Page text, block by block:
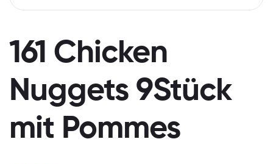
161 Chicken
Nuggets 9Stück
mit Pommes